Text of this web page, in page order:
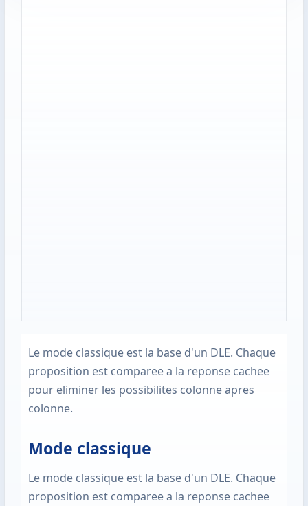
Le mode classique est la base d'un DLE. Chaque
proposition est comparee a la reponse cachee
pour eliminer les possibilites colonne apres
colonne.
Mode classique
Le mode classique est la base d'un DLE. Chaque
proposition est comparee a la reponse cachee